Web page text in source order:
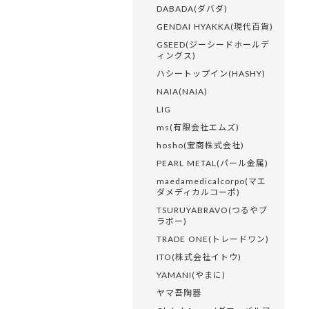
DABADA(ダバダ)
GENDAI HYAKKA(現代百貨)
GSEED(ジーシードホールデ
ィングス)
ハシートップイン(HASHY)
NAIA(NAIA)
LIG
ms(有限会社エムズ)
hosho(宝商株式会社)
PEARL METAL(パール金属)
maedamedicalcorpo(マエ
ダメディカルコーポ)
TSURUYABRAVO(つるやブ
ラボー)
TRADE ONE(トレードワン)
ITO(株式会社イトウ)
YAMANI(やまに)
ヤマ吾陶器